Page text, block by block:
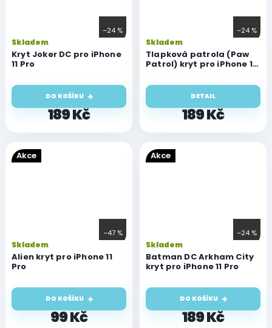
–24 %
Kryt Joker DC pro iPhone
11 Pro
Skladem
189 Kč
DO KOŠÍKU
–24 %
Tlapková patrola (Paw
Patrol) kryt pro iPhone 11
Skladem
189 Kč
DETAIL
Akce
–47 %
Alien kryt pro iPhone 11
Pro
Skladem
99 Kč
DO KOŠÍKU
Akce
–24 %
Batman DC Arkham City
kryt pro iPhone 11 Pro
Skladem
189 Kč
DO KOŠÍKU